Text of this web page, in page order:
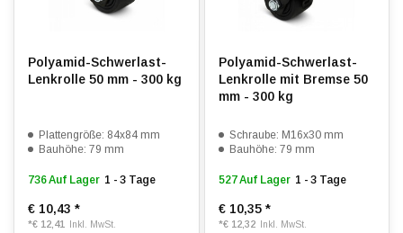
Polyamid-Schwerlast-
Lenkrolle 50 mm - 300 kg
Plattengröße: 84x84 mm
Bauhöhe: 79 mm
736 Auf Lager 1 - 3 Tage
€ 10,43 *
*€ 12,41 Inkl. MwSt.
Polyamid-Schwerlast-
Lenkrolle mit Bremse 50
mm - 300 kg
Schraube: M16x30 mm
Bauhöhe: 79 mm
527 Auf Lager 1 - 3 Tage
€ 10,35 *
*€ 12,32 Inkl. MwSt.